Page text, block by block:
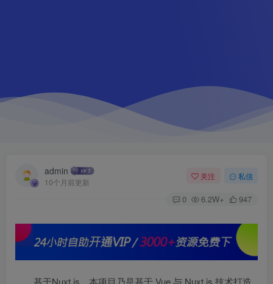
admin
10个月前更新
关注 私信
0 6.2W+ 947
基于Nuxt.js，本项目乃是基于 Vue 与 Nuxt.js 技术打造